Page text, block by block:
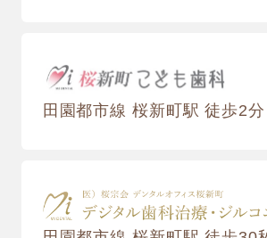
田園都市線 桜新町駅 徒歩2分